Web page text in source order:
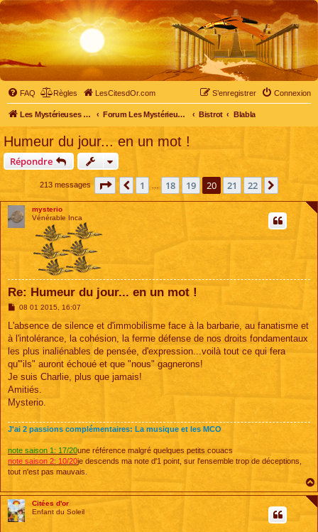
FAQ Règles LesCitesdOr.com Connexion
S’enregistrer
Les Mystérieuses Cités d'Or - LesCitesdOr.com Forum Les Mystérieuses Cités d'Or Bistrot Blabla
Humeur du jour... en un mot !
Répondre
213 messages Page 20 sur 22
Précédente
1 18 19 20 21 22 Suivante
mysterio
Vénérable Inca
Re: Humeur du jour... en un mot !
M
s
a
g
08 01 2015, 16:07
L'absence de silence et d'immobilisme face à la barbarie, au fanatisme et
à l'intolérance, la cohésion, la ferme défense de nos droits fondamentaux
les plus inaliénables de pensée, d'expression...voilà tout ce qui fera
qu'"ils" auront échoué et que "nous" gagnerons!
Je suis Charlie, plus que jamais!
Amitiés.
Mysterio.
J'ai 2 passions complémentaires: La musique et les MCO
note saison 1: 17/20une référence malgré quelques petits couacs
note saison 2: 10/20je descends ma note d'1 point, sur l'ensemble trop de déceptions,
tout n'est pas mauvais.
Citées d'or
Enfant du Soleil